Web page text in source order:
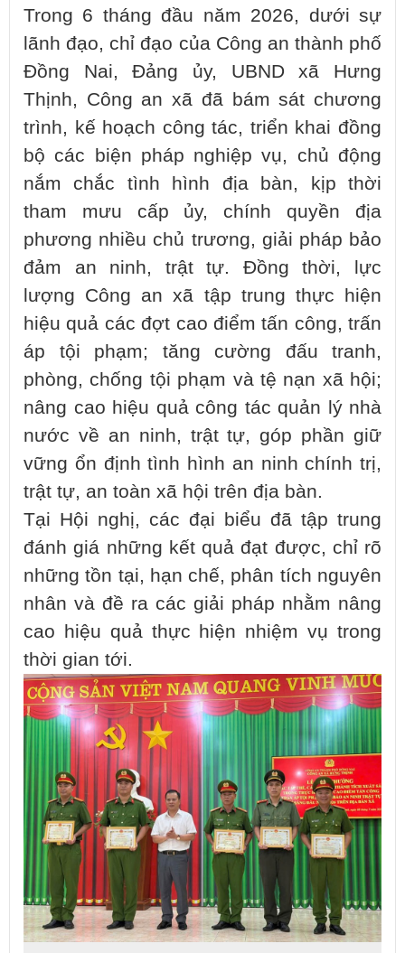
Trong 6 tháng đầu năm 2026, dưới sự
lãnh đạo, chỉ đạo của Công an thành phố
Đồng Nai, Đảng ủy, UBND xã Hưng
Thịnh, Công an xã đã bám sát chương
trình, kế hoạch công tác, triển khai đồng
bộ các biện pháp nghiệp vụ, chủ động
nắm chắc tình hình địa bàn, kịp thời
tham mưu cấp ủy, chính quyền địa
phương nhiều chủ trương, giải pháp bảo
đảm an ninh, trật tự. Đồng thời, lực
lượng Công an xã tập trung thực hiện
hiệu quả các đợt cao điểm tấn công, trấn
áp tội phạm; tăng cường đấu tranh,
phòng, chống tội phạm và tệ nạn xã hội;
nâng cao hiệu quả công tác quản lý nhà
nước về an ninh, trật tự, góp phần giữ
vững ổn định tình hình an ninh chính trị,
trật tự, an toàn xã hội trên địa bàn.
Tại Hội nghị, các đại biểu đã tập trung
đánh giá những kết quả đạt được, chỉ rõ
những tồn tại, hạn chế, phân tích nguyên
nhân và đề ra các giải pháp nhằm nâng
cao hiệu quả thực hiện nhiệm vụ trong
thời gian tới.